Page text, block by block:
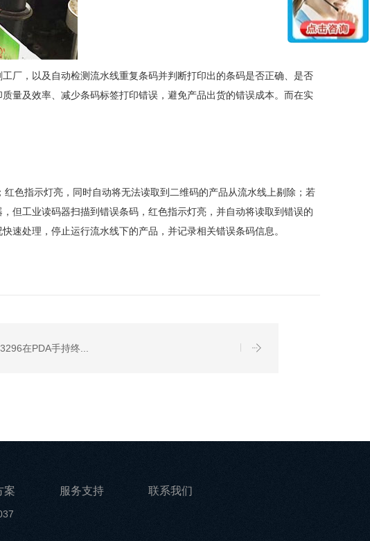
厂，以及自动检测流水线重复条码并判断打印出的条码是否正确、是否
量及效率、减少条码标签打印错误，避免产品出货的错误成本。而在实
色指示灯亮，同时自动将无法读取到二维码的产品从流水线上剔除；若
但工业读码器扫描到错误条码，红色指示灯亮，并自动将读取到错误的
速处理，停止运行流水线下的产品，并记录相关错误条码信息。
在PDA手持终...
案 服务支持 联系我们